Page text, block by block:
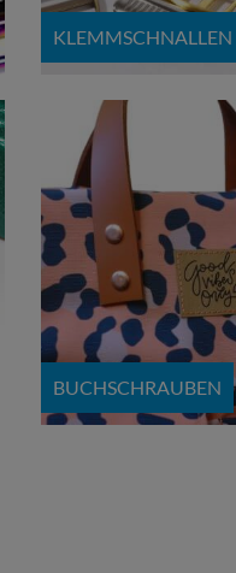
KLEMMSCHNALLEN
BUCHSCHRAUBEN